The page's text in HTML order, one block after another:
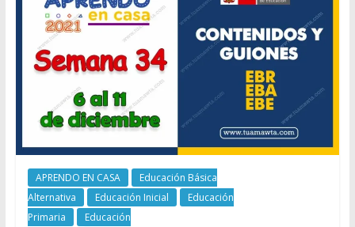
APRENDO EN CASA
Educación Básica
Alternativa
Educación Inicial
Educación
Primaria
Educación